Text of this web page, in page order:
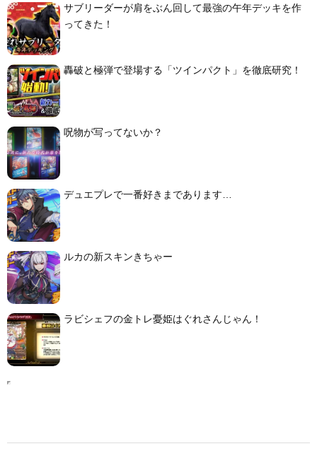
サブリーダーが肩をぶん回して最強の午年デッキを作
ってきた！
轟破と極弾で登場する「ツインパクト」を徹底研究！
呪物が写ってないか？
デュエプレで一番好きまであります…
ルカの新スキンきちゃー
ラビシェフの金トレ憂姫はぐれさんじゃん！